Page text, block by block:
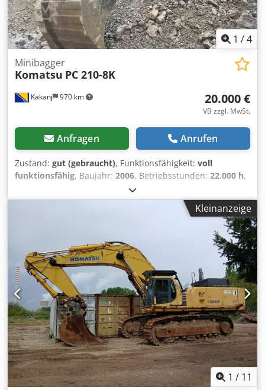
1 /4
Kakanj 970 km
Minibagger
Komatsu PC 210-8K
20.000 €
VB zzgl. MwSt.
Anfragen Anrufen
Zustand: gut (gebraucht), Funktionsfähigkeit: voll
funktionsfähig, Baujahr: 2006, Betriebsstunden: 22.000 h,
Die Maschine ist in gutem Zustand und einsatzbereit.
Dodpfezam Eljx An Heck
Kleinanzeige
1 / 11